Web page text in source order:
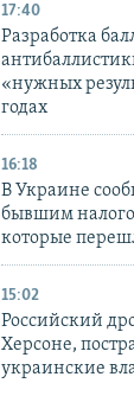
17:40
Разработка
«нужных
годах
16:18
В Украине
бывшим
которые
15:02
Российский
Херсоне,
украинские